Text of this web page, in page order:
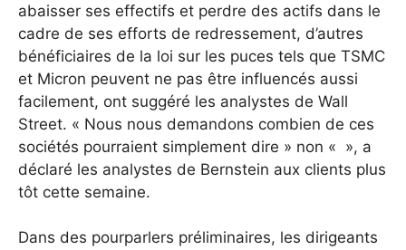
abaisser ses effectifs et perdre des actifs dans le
cadre de ses efforts de redressement, d’autres
bénéficiaires de la loi sur les puces tels que TSMC
et Micron peuvent ne pas être influencés aussi
facilement, ont suggéré les analystes de Wall
Street. « Nous nous demandons combien de ces
sociétés pourraient simplement dire » non « », a
déclaré les analystes de Bernstein aux clients plus
tôt cette semaine.
Dans des pourparlers préliminaires, les dirigeants